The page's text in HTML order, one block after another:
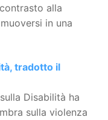
alla
in una
tradotto il
Disabilità ha
sulla violenza